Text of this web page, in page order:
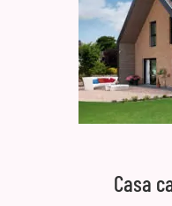
Casa